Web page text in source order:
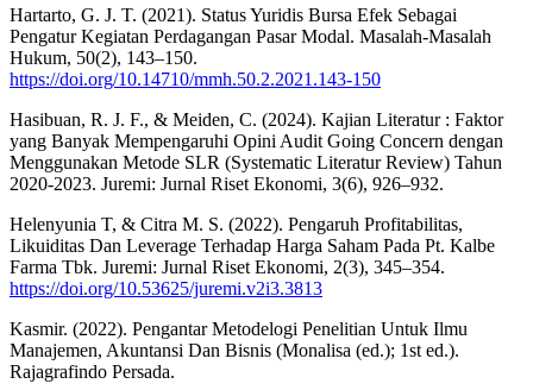
Hartarto, G. J. T. (2021). Status Yuridis Bursa Efek Sebagai
Pengatur Kegiatan Perdagangan Pasar Modal. Masalah-Masalah
Hukum, 50(2), 143–150.
https://doi.org/10.14710/mmh.50.2.2021.143-150
Hasibuan, R. J. F., & Meiden, C. (2024). Kajian Literatur : Faktor
yang Banyak Mempengaruhi Opini Audit Going Concern dengan
Menggunakan Metode SLR (Systematic Literatur Review) Tahun
2020-2023. Juremi: Jurnal Riset Ekonomi, 3(6), 926–932.
Helenyunia T, & Citra M. S. (2022). Pengaruh Profitabilitas,
Likuiditas Dan Leverage Terhadap Harga Saham Pada Pt. Kalbe
Farma Tbk. Juremi: Jurnal Riset Ekonomi, 2(3), 345–354.
https://doi.org/10.53625/juremi.v2i3.3813
Kasmir. (2022). Pengantar Metodelogi Penelitian Untuk Ilmu
Manajemen, Akuntansi Dan Bisnis (Monalisa (ed.); 1st ed.).
Rajagrafindo Persada.